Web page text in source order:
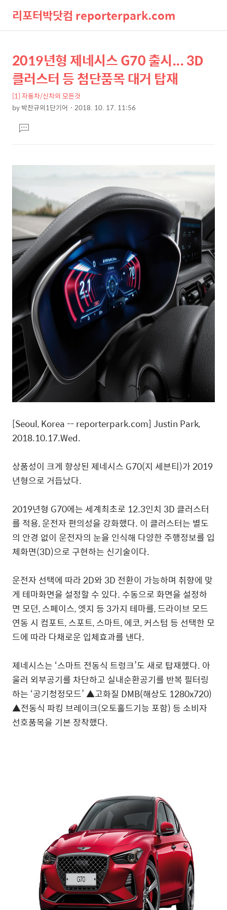
리포터박닷컴 reporterpark.com
색
상
세
컨
텐
본
문
제
목
2019년형 제네시스 G70 출시... 3D
클러스터 등 첨단품목 대거 탑재
[1] 자동차/신차의 모든것
by박찬규의1단기어 2018. 10. 17. 11:56
문댓
글
[Seoul, Korea -- reporterpark.com] Justin Park,
2018.10.17.Wed.
상품성이 크게 향상된 제네시스 G70(지 세븐티)가 2019
년형으로 거듭났다.
2019년형 G70에는 세계최초로 12.3인치 3D 클러스터
를 적용, 운전자 편의성을 강화했다. 이 클러스터는 별도
의 안경 없이 운전자의 눈을 인식해 다양한 주행정보를 입
체화면(3D)으로 구현하는 신기술이다.
운전자 선택에 따라 2D와 3D 전환이 가능하며 취향에 맞
게 테마화면을 설정할 수 있다. 수동으로 화면을 설정하
면 모던, 스페이스, 엣지 등 3가지 테마를, 드라이브 모드
연동 시 컴포트, 스포트, 스마트, 에코, 커스텀 등 선택한 모
드에 따라 다채로운 입체효과를 낸다.
제네시스는 ‘스마트 전동식 트렁크’도 새로 탑재했다. 아
울러 외부공기를 차단하고 실내순환공기를 반복 필터링
하는 ‘공기청정모드’ ▲고화질 DMB(해상도 1280x720)
▲전동식 파킹 브레이크(오토홀드기능 포함) 등 소비자
선호품목을 기본 장착했다.